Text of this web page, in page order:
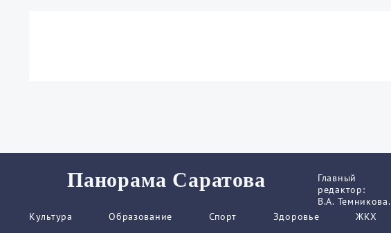
Панорама Саратова
Главный
редактор:
В.А. Темникова.
Культура Образование Спорт Здоровье ЖКХ